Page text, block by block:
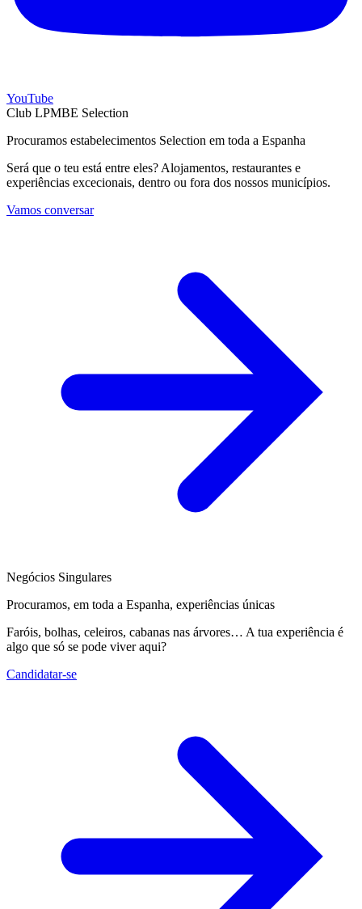
YouTube
Club LPMBE Selection
Procuramos estabelecimentos Selection em toda a Espanha
Será que o teu está entre eles? Alojamentos, restaurantes e
experiências excecionais, dentro ou fora dos nossos municípios.
Vamos conversar
Negócios Singulares
Procuramos, em toda a Espanha, experiências únicas
Faróis, bolhas, celeiros, cabanas nas árvores… A tua experiência é
algo que só se pode viver aqui?
Candidatar-se